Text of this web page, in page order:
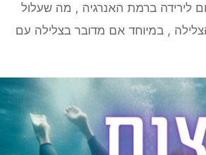
לירידה ברמת האנרגיה , מה שעלול
, במיוחד אם מדובר בצלילה עם